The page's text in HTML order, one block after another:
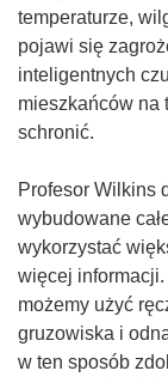
temperaturze,
pojawi się
inteligentnych
mieszkańców na
schronić.
Profesor Wilkins
wybudowane
wykorzystać
więcej
możemy użyć
gruzowiska i
w ten sposób